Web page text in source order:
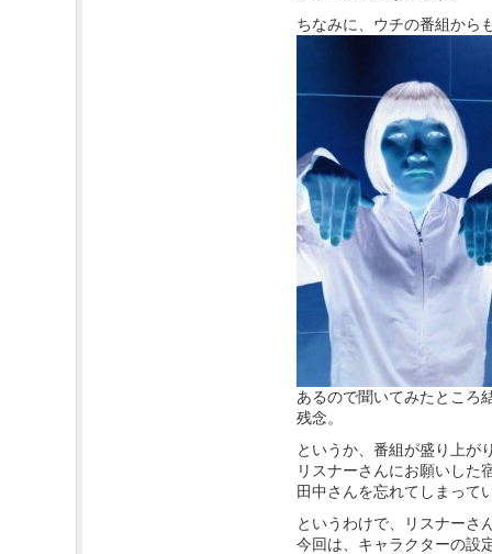
ちなみに、ウチの番組から
あるので聞いてみたところ
残念。
というか、番組が盛り上が
リスナーさんにお願いした
田中さんを忘れてしまって
というわけで、リスナーさ
今回は、キャラクターの設